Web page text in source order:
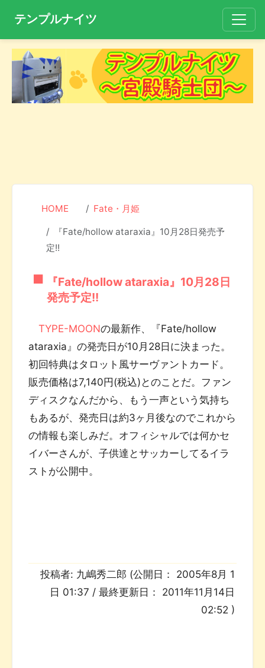
テンプルナイツ
HOME Fate・月姫
『Fate/hollow ataraxia』10月28日発売予
定!!
『Fate/hollow ataraxia』10月28日
発売予定!!
TYPE-MOONの最新作、『Fate/hollow
ataraxia』の発売日が10月28日に決まった。
初回特典はタロット風サーヴァントカード。
販売価格は7,140円(税込)とのことだ。ファン
ディスクなんだから、もう一声という気持ち
もあるが、発売日は約3ヶ月後なのでこれから
の情報も楽しみだ。オフィシャルでは何かセ
イバーさんが、子供達とサッカーしてるイラ
ストが公開中。
投稿者: 九嶋秀二郎 (公開日： 2005年8月 1
日 01:37 / 最終更新日： 2011年11月14日
02:52 )